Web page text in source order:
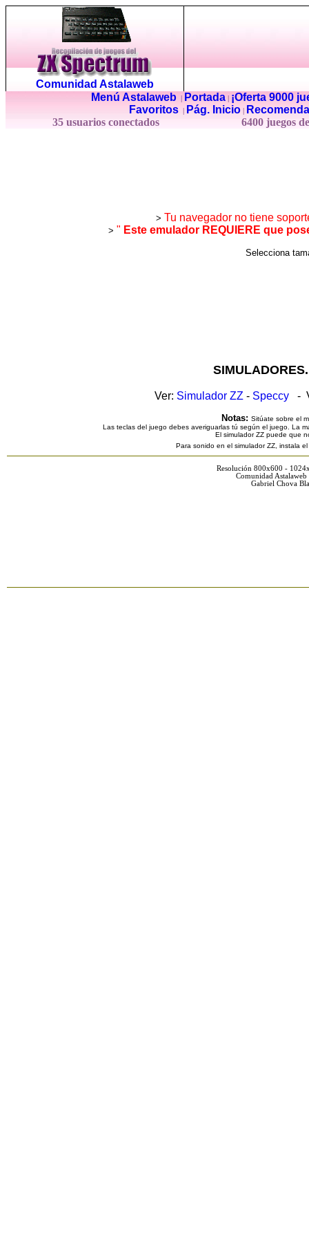
Comunidad Astalaweb
Menú Astalaweb| Portada|
¡Oferta 9000
Favoritos
Pág. Inicio
35 usuarios conectados
6400 juegos
> Tu navegador no tiene
> " Este emulador REQUIERE que
Selecciona
Ver: Simulador ZZ - Speccy -
Notas: Sitúate sobre el
Las teclas del juego debes averiguarlas tú según el juego. La
El simulador ZZ puede que
Para sonido en el simulador ZZ, instala
Resolución 800x600 -
Comunidad
Gabriel Chova